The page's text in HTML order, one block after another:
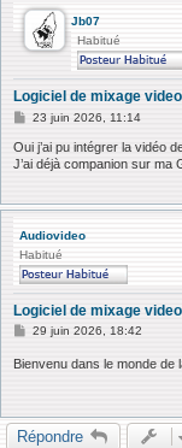
Jb07
Habitué
Logiciel de mixage video
M
s
s
e
23 juin 2026, 11:14
Oui j’ai pu intégrer la vidéo
J’ai déjà companion sur ma
Audiovideo
Habitué
Logiciel de mixage video
M
s
e
29 juin 2026, 18:42
Bienvenu dans le monde de
Répondre